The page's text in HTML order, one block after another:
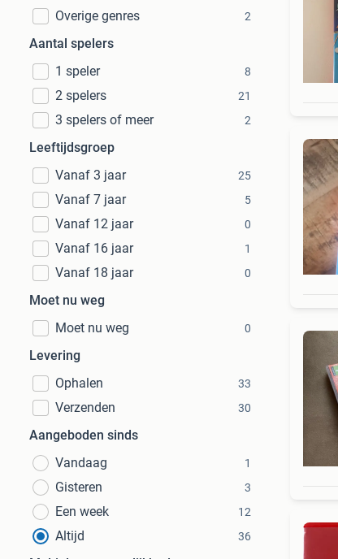
Overige genres 2
Aantal spelers
1 speler
8
2 spelers 21
3 spelers of meer 2
Leeftijdsgroep
Vanaf 3 jaar
25
Vanaf 7 jaar 5
Vanaf 12 jaar 0
Vanaf 16 jaar 1
Vanaf 18 jaar 0
Moet nu weg
Moet nu weg
0
Levering
Ophalen
33
Verzenden 30
Aangeboden sinds
Vandaag
1
Gisteren 3
Een week 12
Altijd 36